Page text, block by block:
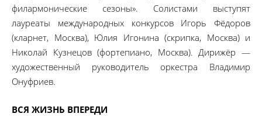
филармонические сезоны». Солистами выступят
лауреаты международных конкурсов Игорь Фёдоров
(кларнет, Москва), Юлия Игонина (скрипка, Москва) и
Николай Кузнецов (фортепиано, Москва). Дирижёр —
художественный руководитель оркестра Владимир
Онуфриев.
ВСЯ ЖИЗНЬ ВПЕРЕДИ